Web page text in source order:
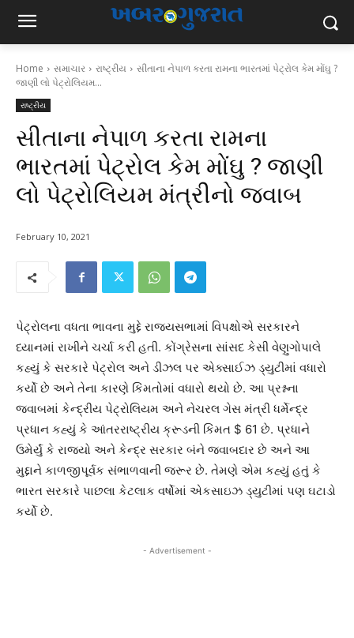
Home સમાચાર રાષ્ટ્રીય
સીતાના નેપાળ કરતા રામના ભારતમાં પેટ્રોલ કેમ મોંઘુ ?
જાણી લો પેટ્રોલિયમ...
રાષ્ટ્રીય
સીતાના નેપાળ કરતા રામના
ભારતમાં પેટ્રોલ કેમ મોંઘુ ? જાણી
લો પેટ્રોલિયમ મંત્રીનો જવાબ
February 10, 2021
પેટ્રોલના વધતા ભાવના મુદ્દે રાજ્યસભામાં વિપક્ષોએ સરકારને
ધ્યાનમાં રાખીને ચર્ચા કરી હતી. કોંગ્રેસના સાંસદ કેસી વેણુગોપાલે
કહ્યું કે સરકારે પેટ્રોલ અને ડીઝલ પર એક્સાઈઝ ડ્યુટીમાં વધારો
કર્યો છે અને તેના કારણે કિંમતોમાં વધારો થયો છે. આ પ્રશ્નના
જવાબમાં કેન્દ્રીય પેટ્રોલિયમ અને નેચરલ ગેસ મંત્રી ધર્મેન્દ્ર
પ્રધાન કહ્યું કે આંતરરાષ્ટ્રીય ક્રૂડની કિંમત $ 61 છે. પ્રધાને
ઉમેર્યું કે રાજ્યો અને કેન્દ્ર સરકાર બંને જવાબદાર છે અને આ
મુદ્દાને કાળજીપૂર્વક સંભાળવાની જરૂર છે. તેમણે એમ કહ્યું હતું કે
ભારત સરકારે પાછલા કેટલાક વર્ષોમાં એકસાઇઝ ડ્યુટીમાં પણ ઘટાડો
કર્યો છે.
- Advertisement -